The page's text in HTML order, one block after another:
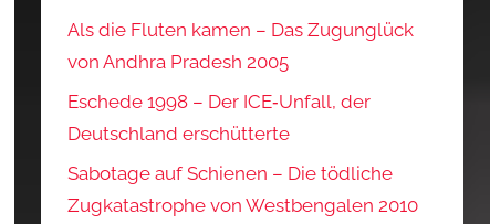
Als die Fluten kamen – Das Zugunglück
von Andhra Pradesh 2005
Eschede 1998 – Der ICE‑Unfall, der
Deutschland erschütterte
Sabotage auf Schienen – Die tödliche
Zugkatastrophe von Westbengalen 2010